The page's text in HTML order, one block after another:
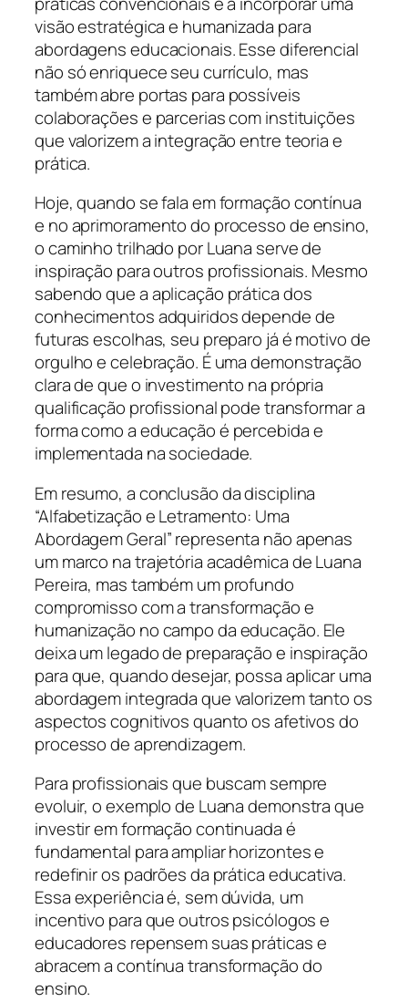
visão estratégica e humanizada para
abordagens educacionais. Esse diferencial
não só enriquece seu currículo, mas
também abre portas para possíveis
colaborações e parcerias com instituições
que valorizem a integração entre teoria e
prática.
Hoje, quando se fala em formação contínua
e no aprimoramento do processo de ensino,
o caminho trilhado por Luana serve de
inspiração para outros profissionais. Mesmo
sabendo que a aplicação prática dos
conhecimentos adquiridos depende de
futuras escolhas, seu preparo já é motivo de
orgulho e celebração. É uma demonstração
clara de que o investimento na própria
qualificação profissional pode transformar a
forma como a educação é percebida e
implementada na sociedade.
Em resumo, a conclusão da disciplina
“Alfabetização e Letramento: Uma
Abordagem Geral” representa não apenas
um marco na trajetória acadêmica de Luana
Pereira, mas também um profundo
compromisso com a transformação e
humanização no campo da educação. Ele
deixa um legado de preparação e inspiração
para que, quando desejar, possa aplicar uma
abordagem integrada que valorizem tanto os
aspectos cognitivos quanto os afetivos do
processo de aprendizagem.
Para profissionais que buscam sempre
evoluir, o exemplo de Luana demonstra que
investir em formação continuada é
fundamental para ampliar horizontes e
redefinir os padrões da prática educativa.
Essa experiência é, sem dúvida, um
incentivo para que outros psicólogos e
educadores repensem suas práticas e
abracem a contínua transformação do
ensino.